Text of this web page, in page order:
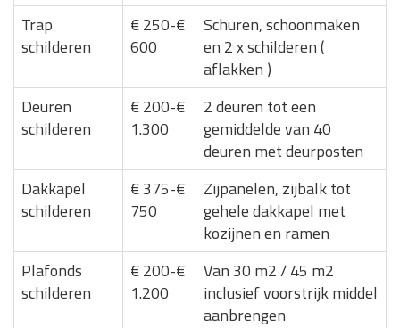
Trap
schilderen
€ 250-€
600
Schuren, schoonmaken
en 2 x schilderen (
aflakken )
Deuren
schilderen
€ 200-€
1.300
2 deuren tot een
gemiddelde van 40
deuren met deurposten
Dakkapel
schilderen
€ 375-€
750
Zijpanelen, zijbalk tot
gehele dakkapel met
kozijnen en ramen
Plafonds
schilderen
€ 200-€
1.200
Van 30 m2 / 45 m2
inclusief voorstrijk middel
aanbrengen